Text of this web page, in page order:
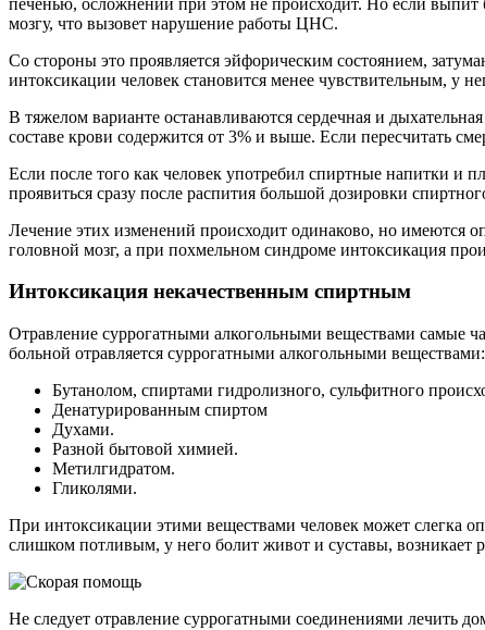
мозгу, что вызовет нарушение работы ЦНС.
Со стороны это проявляется эйфорическим состоянием,
интоксикации человек становится менее чувствительным, у
В тяжелом варианте останавливаются сердечная и
составе крови содержится от 3% и выше. Если пересчитать
Если после того как человек употребил спиртные напитки и
проявиться сразу после распития большой дозировки
Лечение этих изменений происходит одинаково, но имеются
головной мозг, а при похмельном синдроме интоксикация
Интоксикация некачественным спиртным
Отравление суррогатными алкогольными веществами самые
больной отравляется суррогатными алкогольными веществами:
Бутанолом, спиртами гидролизного, сульфитного
Денатурированным спиртом
Духами.
Разной бытовой химией.
Метилгидратом.
Гликолями.
При интоксикации этими веществами человек может слегка
слишком потливым, у него болит живот и суставы, возникает
Не следует отравление суррогатными соединениями лечить